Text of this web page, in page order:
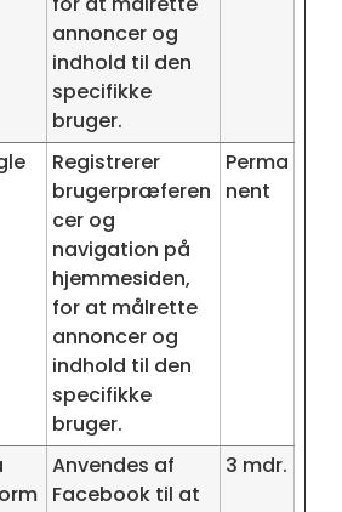
annoncer og
indhold til den
specifikke
bruger.
Registrerer
brugerpræferen
cer og
navigation på
hjemmesiden,
for at målrette
annoncer og
indhold til den
specifikke
bruger.
Perma
nent
Anvendes af
Facebook til at
3 mdr.